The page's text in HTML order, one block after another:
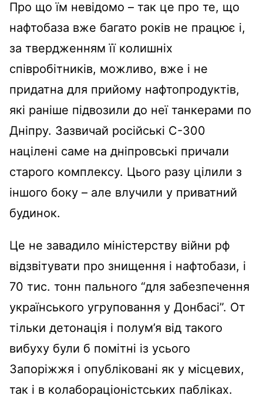
Про що їм невідомо – так це про те, що
нафтобаза вже багато років не працює і,
за твердженням її колишніх
співробітників, можливо, вже і не
придатна для прийому нафтопродуктів,
які раніше підвозили до неї танкерами по
Дніпру. Зазвичай російські С-300
націлені саме на дніпровські причали
старого комплексу. Цього разу цілили з
іншого боку – але влучили у приватний
будинок.
Це не завадило міністерству війни рф
відзвітувати про знищення і нафтобази, і
70 тис. тонн пального “для забезпечення
українського угруповання у Донбасі”. От
тільки детонація і полум’я від такого
вибуху були б помітні із усього
Запоріжжя і опубліковані як у місцевих,
так і в колабораціоністських пабліках.